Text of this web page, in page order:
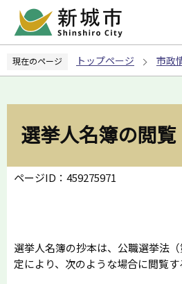
ペ
の
現在のページ トップページ 市政
選挙人名簿の閲覧
ページID：459275971
選挙人名簿の抄本は、公職選挙法
定により、次のような場合に閲覧す